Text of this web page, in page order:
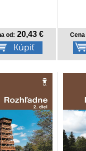
od: 20,43 €